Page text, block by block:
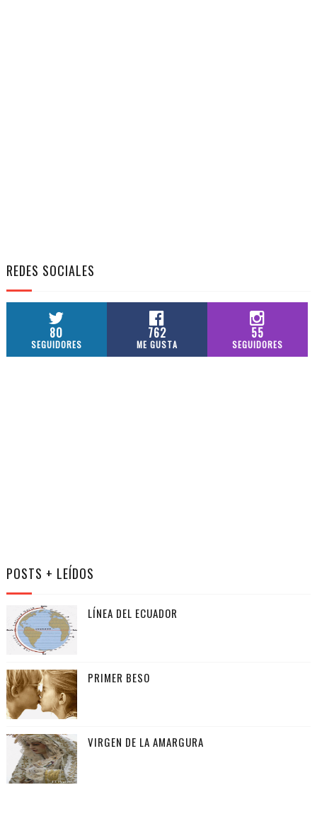
REDES SOCIALES
80
SEGUIDORES
762
ME GUSTA
55
SEGUIDORES
POSTS + LEÍDOS
LÍNEA DEL ECUADOR
PRIMER BESO
VIRGEN DE LA AMARGURA